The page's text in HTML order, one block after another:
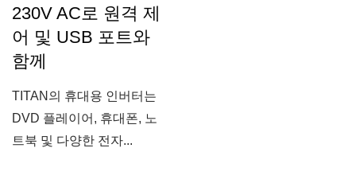
230V AC로 원격 제
어 및 USB 포트와
함께
TITAN의 휴대용 인버터는
DVD 플레이어, 휴대폰, 노
트북 및 다양한 전자...